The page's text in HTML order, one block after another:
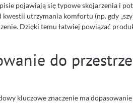
pojawiają się typowe skojarzenia i
kwestii utrzymania komfortu (np. gdy
Dzięki temu łatwiej powiązać
do
kluczowe znaczenie ma